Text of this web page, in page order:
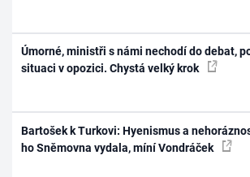
Úmorné, ministři s námi nechodí do debat,
situaci v opozici. Chystá velký krok
Bartošek k Turkovi: Hyenismus a
ho Sněmovna vydala, míní Vondráček